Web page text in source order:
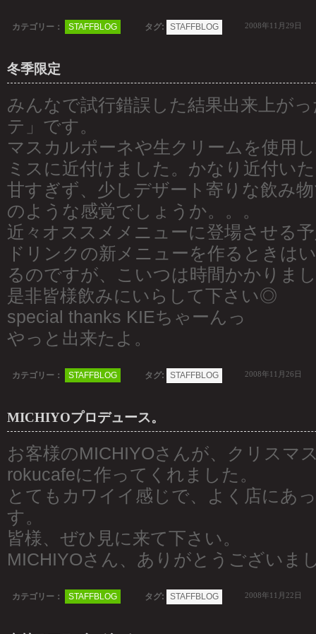
カテゴリー： STAFFBLOG タグ: STAFFBLOG 2008年11月29日
冬季限定
みんなで試行錯誤した結果出来上が
テ」です。
マスカルポーネや生クリームを使用
ミスに近付けました。かなり近付い
甘すぎず、少しデザート寄りな飲み
のような感覚でしょうか。。。
近々オススメメニューに登場させる
ドリンクの新メニューを作るときは
るのですが、こいつは時間かかりま
是非皆様飲みにいらして下さい◎
special thanks KIEちゃーんっ
やっと出来たよ。
カテゴリー： STAFFBLOG タグ: STAFFBLOG 2008年11月26日
MICHIYOプロデュース。
お客様のMICHIYOさんが、クリスマ
rokucafeに作ってくれました。
とてもカワイイ感じで、よく店にあ
す。
皆様、ぜひ見に来て下さい。
MICHIYOさん、ありがとうございま
カテゴリー： STAFFBLOG タグ: STAFFBLOG 2008年11月22日